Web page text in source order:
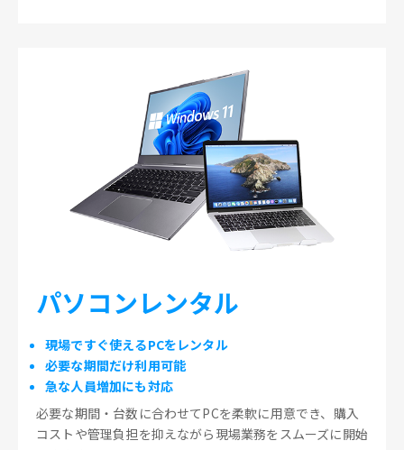
パソコンレンタル
現場ですぐ使えるPCをレンタル
必要な期間だけ利用可能
急な人員増加にも対応
必要な期間・台数に合わせてPCを柔軟に用意でき、購入
コストや管理負担を抑えながら現場業務をスムーズに開始